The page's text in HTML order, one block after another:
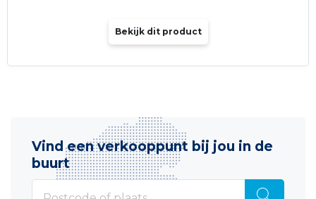
Bekijk dit product
Vind een verkooppunt bij jou in de
buurt